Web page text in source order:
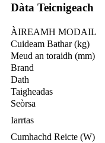
Dàta Teicnigeach
ÀIREAMH MODAIL
Cuideam Bathar (kg)
Meud an toraidh (mm)
Brand
Dath
Taigheadas
Seòrsa
Iarrtas
Cumhachd Reicte (W)